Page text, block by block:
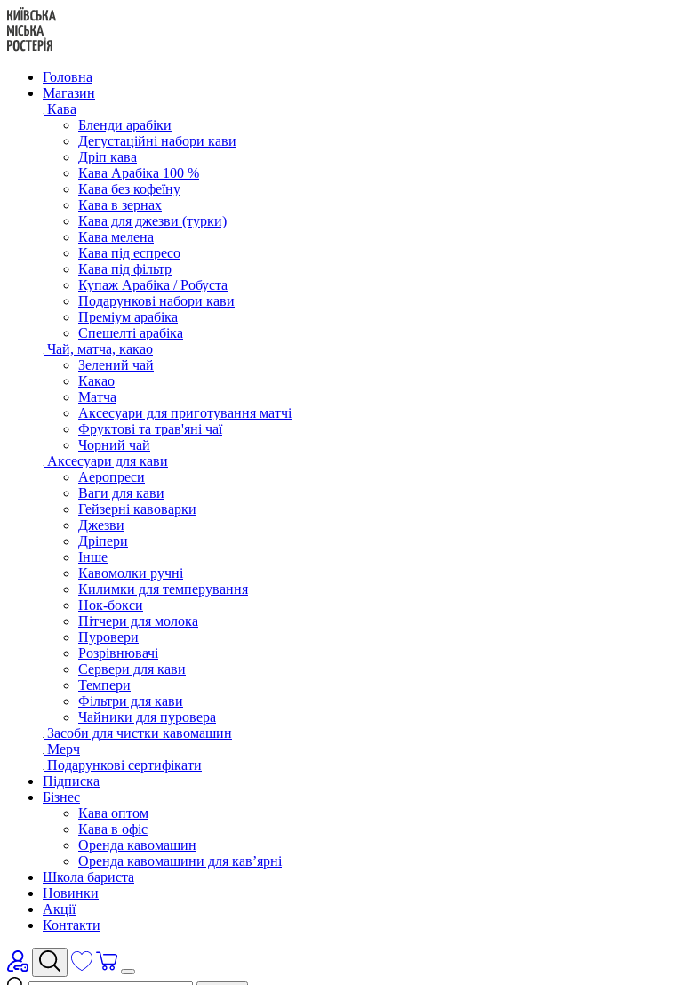
Перейти
до
вмісту
Головна
Магазин
Кава
Бленди арабіки
Дегустаційні набори кави
Дріп кава
Кава Арабіка 100 %
Кава без кофеїну
Кава в зернах
Кава для джезви (турки)
Кава мелена
Кава під еспресо
Кава під фільтр
Купаж Арабіка / Робуста
Подарункові набори кави
Преміум арабіка
Спешелті арабіка
Чай, матча, какао
Зелений чай
Какао
Матча
Аксесуари для приготування матчі
Фруктові та трав'яні чаї
Чорний чай
Аксесуари для кави
Аеропреси
Ваги для кави
Гейзерні кавоварки
Джезви
Дріпери
Інше
Кавомолки ручні
Килимки для темперування
Нок-бокси
Пітчери для молока
Пуровери
Розрівнювачі
Сервери для кави
Темпери
Фільтри для кави
Чайники для пуровера
Засоби для чистки кавомашин
Мерч
Подарункові сертифікати
Підписка
Бізнес
Кава оптом
Кава в офіс
Оренда кавомашин
Оренда кавомашини для кав’ярні
Школа бариста
Новинки
Акції
Контакти